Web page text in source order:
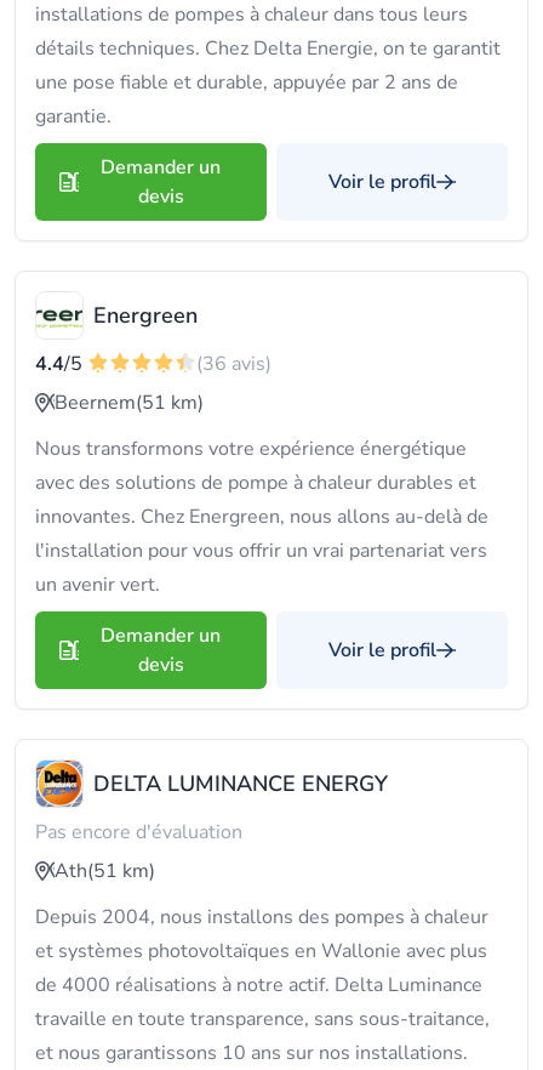
installations de pompes à chaleur dans tous leurs
détails techniques. Chez Delta Energie, on te garantit
une pose fiable et durable, appuyée par 2 ans de
garantie.
Demander un
devis
Voir le profil
Energreen
4.4/5
(36 avis)
Beernem(51 km)
Nous transformons votre expérience énergétique
avec des solutions de pompe à chaleur durables et
innovantes. Chez Energreen, nous allons au-delà de
l'installation pour vous offrir un vrai partenariat vers
un avenir vert.
Demander un
devis
Voir le profil
DELTA LUMINANCE ENERGY
Pas encore d'évaluation
Ath(51 km)
Depuis 2004, nous installons des pompes à chaleur
et systèmes photovoltaïques en Wallonie avec plus
de 4000 réalisations à notre actif. Delta Luminance
travaille en toute transparence, sans sous-traitance,
et nous garantissons 10 ans sur nos installations.